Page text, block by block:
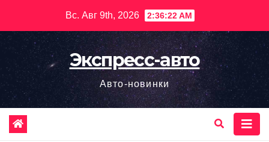
содержимому
Вс. Авг 9th, 2026 2:36:23 AM
Экспресс-авто
Авто-новинки